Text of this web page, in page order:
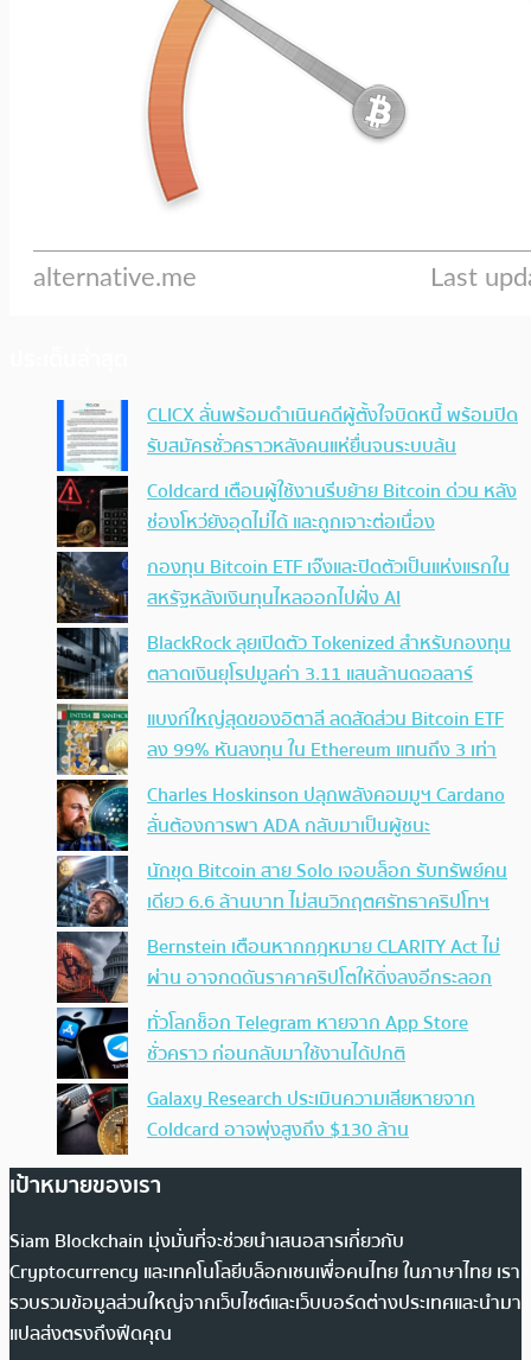
CLICX ลั่นพร้อมดำเนินคดีผู้ตั้งใจบิดหนี้ พร้อมปิด
รับสมัครชั่วคราวหลังคนแห่ยื่นจนระบบล้น
Coldcard เตือนผู้ใช้งานรีบย้าย Bitcoin ด่วน หลัง
ช่องโหว่ยังอุดไม่ได้ และถูกเจาะต่อเนื่อง
กองทุน Bitcoin ETF เจ๊งและปิดตัวเป็นแห่งแรกใน
สหรัฐหลังเงินทุนไหลออกไปฝั่ง AI
BlackRock ลุยเปิดตัว Tokenized สำหรับกองทุน
ตลาดเงินยุโรปมูลค่า 3.11 แสนล้านดอลลาร์
แบงก์ใหญ่สุดของอิตาลี ลดสัดส่วน Bitcoin ETF
ลง 99% หันลงทุน ใน Ethereum แทนถึง 3 เท่า
Charles Hoskinson ปลุกพลังคอมมูฯ Cardano
ลั่นต้องการพา ADA กลับมาเป็นผู้ชนะ
นักขุด Bitcoin สาย Solo เจอบล็อก รับทรัพย์คน
เดียว 6.6 ล้านบาท ไม่สนวิกฤตศรัทธาคริปโทฯ
Bernstein เตือนหากกฎหมาย CLARITY Act ไม่
ผ่าน อาจกดดันราคาคริปโตให้ดิ่งลงอีกระลอก
ทั่วโลกช็อก Telegram หายจาก App Store
ชั่วคราว ก่อนกลับมาใช้งานได้ปกติ
Galaxy Research ประเมินความเสียหายจาก
Coldcard อาจพุ่งสูงถึง $130 ล้าน
เป้าหมายของเรา
Siam Blockchain มุ่งมั่นที่จะช่วยนำเสนอสารเกี่ยวกับ
Cryptocurrency และเทคโนโลยีบล็อกเชนเพื่อคนไทย ในภาษาไทย เรา
รวบรวมข้อมูลส่วนใหญ่จากเว็บไซต์และเว็บบอร์ดต่างประเทศและนำมา
แปลส่งตรงถึงฟีดคุณ